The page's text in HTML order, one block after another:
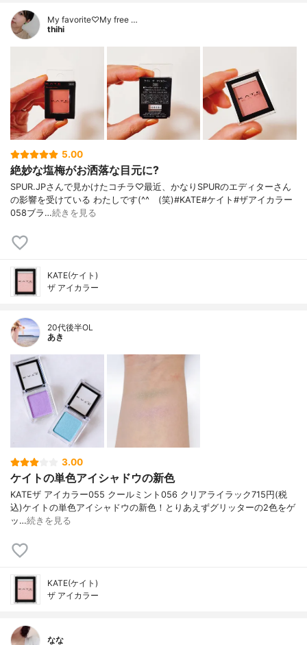
My favorite♡My free …
thihi
5.00
絶妙な塩梅がお洒落な目元に?
SPUR.JPさんで見かけたコチラ♡最近、かなりSPURのエディターさん
の影響を受けている わたしです(^^ゞ(笑)#KATE#ケイト#ザアイカラー
058ブラ…続きを見る
KATE(ケイト)
ザ アイカラー
20代後半OL
あき
3.00
ケイトの単色アイシャドウの新色
KATE ザ アイカラー 055 クールミント 056 クリアライラック 715円(税
込) ケイトの単色アイシャドウの新色！ とりあえずグリッターの2色をゲ
ッ…続きを見る
KATE(ケイト)
ザ アイカラー
なな